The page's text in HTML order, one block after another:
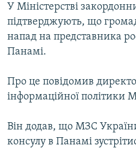
пошуку
ІНТЕРВ'Ю
ВСЕ ЗА ДЕНЬ
СПЕЦПРОЕКТИ
ВІДЕОУРОКИ «ELIFBE»
УКРАЇНСЬКА ПРОБЛЕМА КРИМУ
Русский
Qırımtatar
У Міністерстві
підтверджують, що
напад на представника
Панамі.
Про це повідомив
інформаційної політики
Він додав, що МЗС
консулу в Панамі